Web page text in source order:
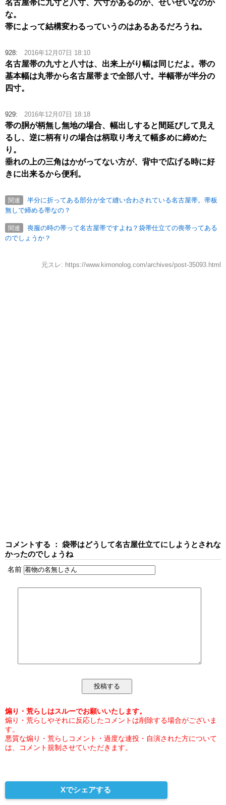
名古屋帯に九寸と八寸、六寸があるのが、せいぜいなのか
な。
帯によって結構変わるっていうのはあるあるだろうね。
928: 2016年12月07日 18:10
名古屋帯の九寸と八寸は、出来上がり幅は同じだよ。帯の
基本幅は丸帯から名古屋帯まで全部八寸。半幅帯が半分の
四寸。
929: 2016年12月07日 18:18
帯の胴が柄無し無地の場合、幅出しすると間延びして見え
るし、逆に柄有りの場合は柄取り考えて幅多めに締めた
り。
垂れの上の三角はかがってない方が、背中で広げる時に好
きに出来るから便利。
関連
半分に折ってある部分が全て縫い合わされている名古屋帯。帯板
無しで締める帯なの？
関連
喪服の時の帯って名古屋帯ですよね？袋帯仕立ての喪帯ってある
のでしょうか？
元スレ: https://www.kimonolog.com/archives/post-35093.html
コメントする ： 袋帯はどうして名古屋仕立てにしようとされな
かったのでしょうね
名前
煽り・荒らしはスルーでお願いいたします。
煽り・荒らしやそれに反応したコメントは削除する場合がございま
す。
悪質な煽り・荒らしコメント・過度な連投・自演された方について
は、コメント規制させていただきます。
Xでシェアする